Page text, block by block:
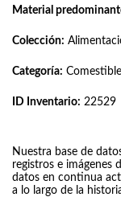
Material
Colección:
Categoría:
ID Inventario: 22529
Nuestra base de
registros e imágenes
datos en continua
a lo largo de la